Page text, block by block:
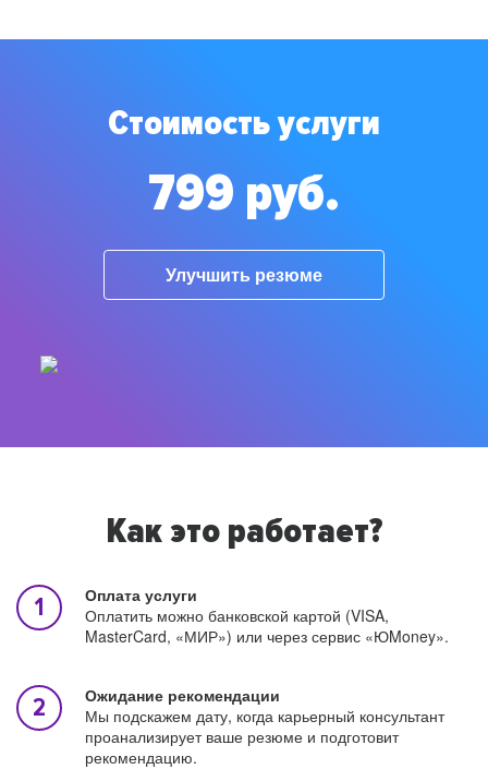
Стоимость услуги
799 руб.
Улучшить резюме
Как это работает?
Оплата услуги
Оплатить можно банковской картой (VISA,
MasterCard, «МИР») или через сервис «ЮMoney».
Ожидание рекомендации
Мы подскажем дату, когда карьерный консультант
проанализирует ваше резюме и подготовит
рекомендацию.